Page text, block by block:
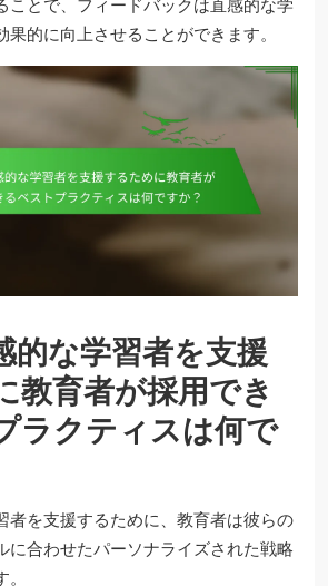
ことで、フィードバックは直感的な学
的に向上させることができます。
的な学習者を支援
教育者が採用でき
ラクティスは何で
者を支援するために、教育者は彼らの
に合わせたパーソナライズされた戦略